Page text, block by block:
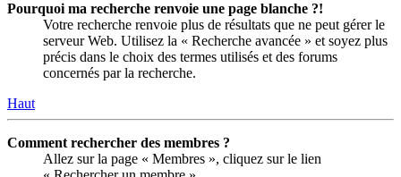
Pourquoi ma recherche renvoie une page blanche ?!
Votre recherche renvoie plus de résultats que ne peut gérer le
serveur Web. Utilisez la « Recherche avancée » et soyez plus
précis dans le choix des termes utilisés et des forums
concernés par la recherche.
Haut
Comment rechercher des membres ?
Allez sur la page « Membres », cliquez sur le lien